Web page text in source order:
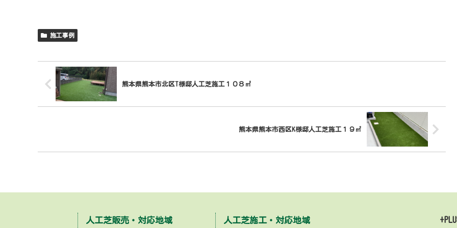
施工事例
熊本県熊本市北区T様邸人工芝施工１０８㎡
熊本県熊本市西区K様邸人工芝施工１９㎡
人工芝販売・対応地域 人工芝施工・対応地域